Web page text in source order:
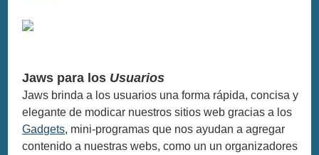
Jaws para los Usuarios
Jaws brinda a los usuarios una forma rápida, concisa y
elegante de modicar nuestros sitios web gracias a los
Gadgets, mini-programas que nos ayudan a agregar
contenido a nuestras webs, como un un organizadores